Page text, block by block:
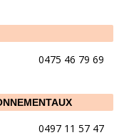
0475 46 79 69
0497 11 57 47